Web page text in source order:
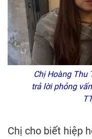
Chị Hoàng Thu
trả lời phỏng
Chị cho biết hiệp